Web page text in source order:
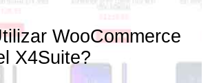
WooCommerce
X4Suite?